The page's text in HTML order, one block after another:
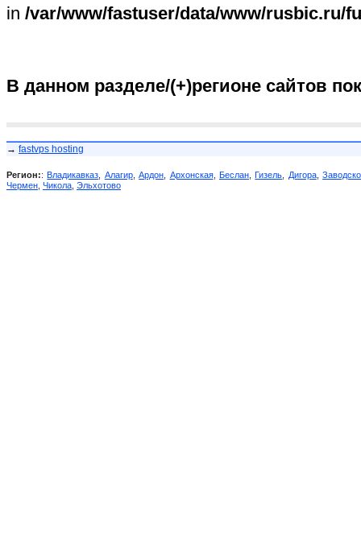
in /var/www/fastuser/data/www/rusbic.ru/
В данном разделе/(+)регионе сайтов
→ fastvps hosting
Регион::Владикавказ Алагир,Ардон Архонская, Беслан,Гизель Дигора,
Чермен Чикола Эльхотово